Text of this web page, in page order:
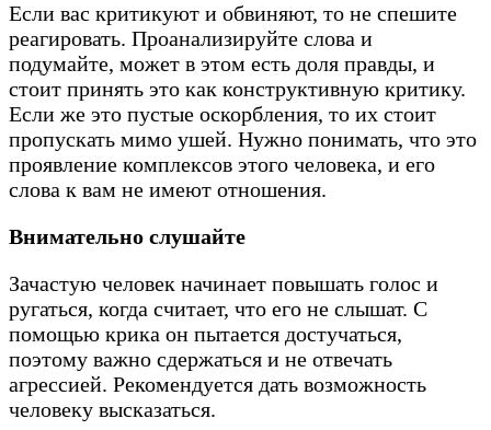
Если вас критикуют и обвиняют, то не спешите
реагировать. Проанализируйте слова и
подумайте, может в этом есть доля правды, и
стоит принять это как конструктивную критику.
Если же это пустые оскорбления, то их стоит
пропускать мимо ушей. Нужно понимать, что это
проявление комплексов этого человека, и его
слова к вам не имеют отношения.
Внимательно слушайте
Зачастую человек начинает повышать голос и
ругаться, когда считает, что его не слышат. С
помощью крика он пытается достучаться,
поэтому важно сдержаться и не отвечать
агрессией. Рекомендуется дать возможность
человеку высказаться.